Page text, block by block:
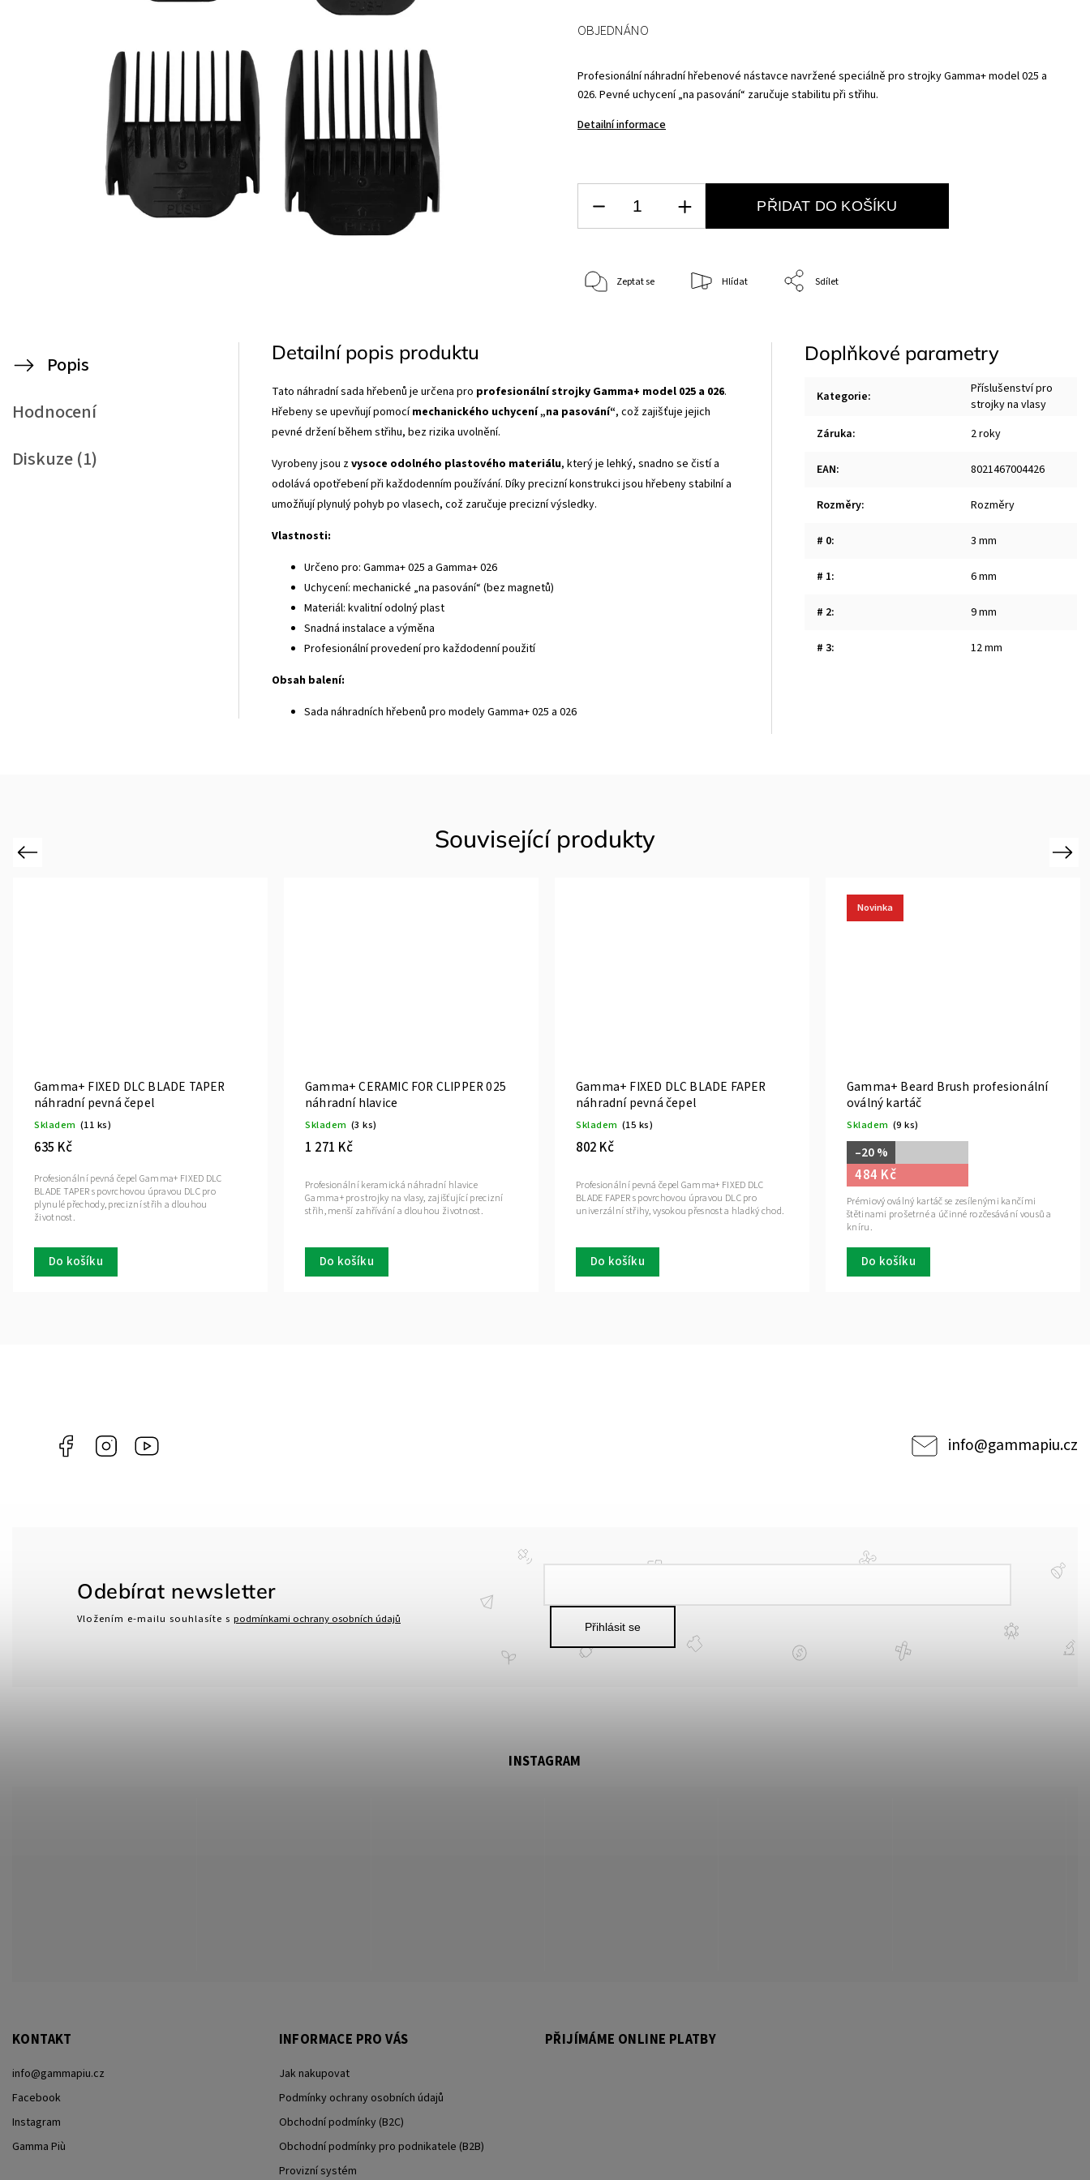
Profesionální náhradní hřebenové nástavce navržené speciálně pro strojky Gamma+ model 025 a
026. Pevné uchycení „na pasování“ zaručuje stabilitu při střihu.
Detailní informace
OBJEDNÁNO
PŘIDAT DO KOŠÍKU
Zeptat se Hlídat Sdílet
Popis
Hodnocení
Diskuze (1)
Detailní popis produktu
Tato náhradní sada hřebenů je určena pro profesionální strojky Gamma+ model 025 a 026.
Hřebeny se upevňují pomocímechanického uchycení „na pasování“, což zajišťuje jejich
pevné držení během střihu, bez rizika uvolnění.
Vyrobeny jsou zvysoce odolného plastového materiálu, který je lehký, snadno se čistí a
odolává opotřebení při každodenním používání. Díky precizní konstrukci jsou hřebeny stabilní a
umožňují plynulý pohyb po vlasech, což zaručuje precizní výsledky.
Vlastnosti:
Určeno pro: Gamma+ 025 a Gamma+ 026
Uchycení: mechanické „na pasování“ (bez magnetů)
Materiál: kvalitní odolný plast
Snadná instalace a výměna
Profesionální provedení pro každodenní použití
Obsah balení:
Sada náhradních hřebenů pro modely Gamma+ 025 a 026
Doplňkové parametry
Kategorie:
Příslušenství pro
strojky na vlasy
Záruka: 2 roky
EAN: 8021467004426
Rozměry: Rozměry
# 0: 3 mm
# 1: 6 mm
# 2: 9 mm
# 3: 12 mm
Související produkty
Previous
Gamma+ FIXED DLC BLADE TAPER
náhradní pevná čepel
Skladem (11 ks)
635 Kč
Do košíku
Profesionální pevná čepel Gamma+ FIXED DLC
BLADE TAPER s povrchovou úpravou DLC pro
plynulé přechody, precizní střih a dlouhou
životnost.
Gamma+ CERAMIC FOR CLIPPER 025
náhradní hlavice
Skladem (3 ks)
1 271 Kč
Do košíku
Profesionální keramická náhradní hlavice
Gamma+ pro strojky na vlasy, zajišťující precizní
střih, menší zahřívání a dlouhou životnost.
Gamma+ FIXED DLC BLADE FAPER
náhradní pevná čepel
Skladem (15 ks)
802 Kč
Do košíku
Profesionální pevná čepel Gamma+ FIXED DLC
BLADE FAPER s povrchovou úpravou DLC pro
univerzální střihy, vysokou přesnost a hladký chod.
Novinka
Gamma+ Beard Brush profesionální
oválný kartáč
Skladem (9 ks)
–20 %
484 Kč
Do košíku
Prémiový oválný kartáč se zesílenými kančími
štětinami pro šetrné a účinné rozčesávání vousů a
kníru.
Next
Facebook Instagram info@gammapiu.cz
KONTAKT
info@gammapiu.cz
Facebook
Instagram
Gamma Più
INFORMACE PRO VÁS
Jak nakupovat
Podmínky ochrany osobních údajů
Obchodní podmínky (B2C)
Obchodní podmínky pro podnikatele (B2B)
Provizní systém
Odebírat newsletter
Vložením e-mailu souhlasíte s podmínkami ochrany osobních údajů
Přihlásit se
PŘIJÍMÁME ONLINE PLATBY
INSTAGRAM